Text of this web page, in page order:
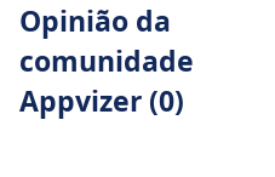
Opinião da
comunidade
Appvizer (0)